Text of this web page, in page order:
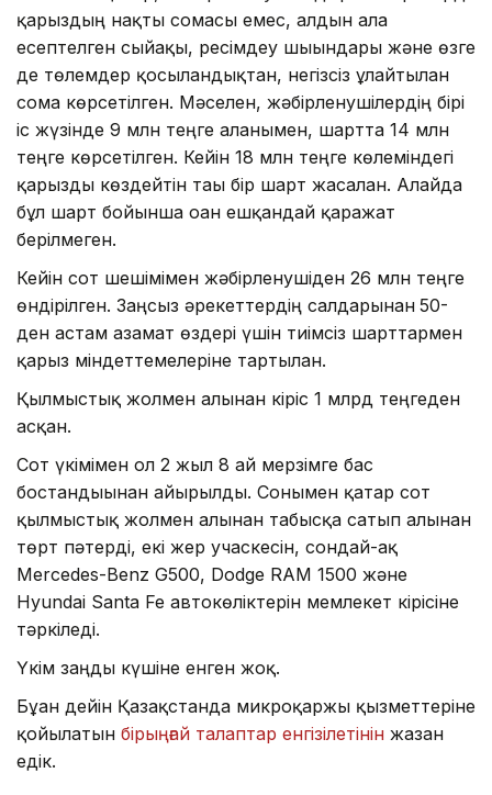
қарыздың нақты сомасы емес, алдын ала
есептелген сыйақы, ресімдеу шығындары және өзге
де төлемдер қосылғандықтан, негізсіз ұлғайтылған
сома көрсетілген. Мәселен, жәбірленушілердің бірі
іс жүзінде 9 млн теңге алғанымен, шартта 14 млн
теңге көрсетілген. Кейін 18 млн теңге көлеміндегі
қарызды көздейтін тағы бір шарт жасалған. Алайда
бұл шарт бойынша оған ешқандай қаражат
берілмеген.
Кейін сот шешімімен жәбірленушіден 26 млн теңге
өндірілген. Заңсыз әрекеттердің салдарынан 50-
ден астам азамат өздері үшін тиімсіз шарттармен
қарыз міндеттемелеріне тартылған.
Қылмыстық жолмен алынған кіріс 1 млрд теңгеден
асқан.
Сот үкімімен ол 2 жыл 8 ай мерзімге бас
бостандығынан айырылды. Сонымен қатар сот
қылмыстық жолмен алынған табысқа сатып алынған
төрт пәтерді, екі жер учаскесін, сондай-ақ
Mercedes-Benz G500, Dodge RAM 1500 және
Hyundai Santa Fe автокөліктерін мемлекет кірісіне
тәркіледі.
Үкім заңды күшіне енген жоқ.
Бұған дейін Қазақстанда микроқаржы қызметтеріне
қойылатын бірыңғай талаптар енгізілетінін жазған
едік.